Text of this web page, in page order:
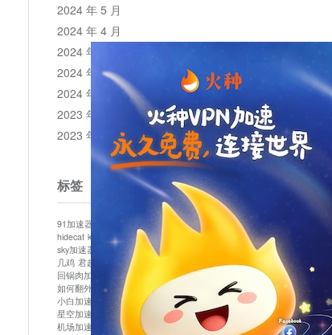
2024 年 5 月
2024 年 4 月
2024 年 3 月
2024 年 2 月
2024 年 1 月
2023 年 12 月
2023 年 11 月
标签
91加速器 bluelayer加速器
clash节点
hidecat kuai500 panda加速器
plex加速器
sky加速器
telegram加速器 中信加速器
云梯加速器
几鸡 君越加速器 哔咔漫画加速器
唐师傅加速器
回锅肉加速器
坚果加速器 壹点加速器
如何翻外墙网站 小哈vp加速器
小火箭加速器
小白加速器
布谷vp加速器 心阶云 快连
星空加速器
最新版clash安卓下载
月光加速器
机场加速器
松果云 极快加速器
梯子加速器